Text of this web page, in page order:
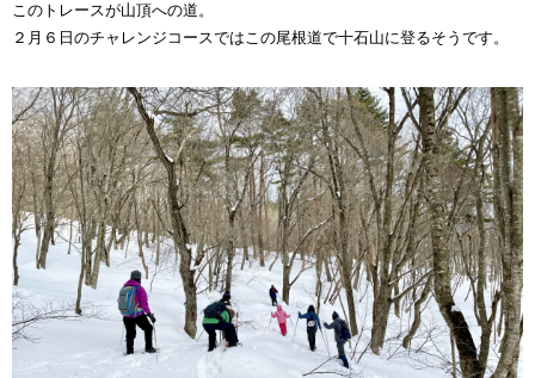
このトレースが山頂への道。
２月６日のチャレンジコースではこの尾根道で十石山に登るそうです。